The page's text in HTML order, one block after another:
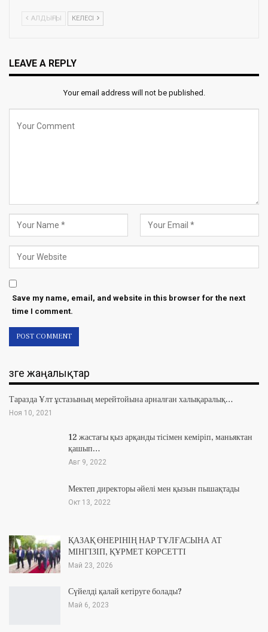
АЛДЫҢҒЫ КЕЛЕСІ
LEAVE A REPLY
Your email address will not be published.
Save my name, email, and website in this browser for the next
time I comment.
Өзге жаңалықтар
Таразда Ұлт ұстазының мерейтойына арналған халықаралық…
Ноя 10, 2021
12 жастағы қыз арқанды тісімен кеміріп, маньяктан
қашып…
Авг 9, 2022
Мектеп директоры әйелі мен қызын пышақтады
Окт 13, 2022
ҚАЗАҚ ӨНЕРІНІҢ НАР ТҰЛҒАСЫНА АТ
МІНГІЗІП, ҚҰРМЕТ КӨРСЕТТІ
Май 23, 2026
Сүйелді қалай кетіруге болады?
Май 6, 2023